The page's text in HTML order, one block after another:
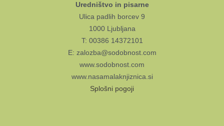
Uredništvo in pisarne
Ulica padlih borcev 9
1000 Ljubljana
T: 00386 14372101
E: zalozba@sodobnost.com
www.sodobnost.com
www.nasamalaknjiznica.si
Splošni pogoji